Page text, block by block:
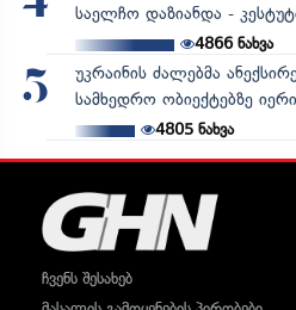
საელჩო დაზიანდა -
4866ნახვა
5
უკრაინის ძალებმა
სამხედრო ობიექტებზე
4805ნახვა
ჩვენს შესახებ